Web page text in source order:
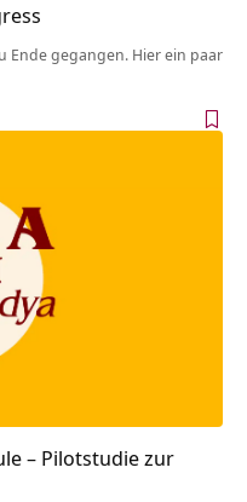
Ende gegangen. Hier ein paar
– Pilotstudie zur